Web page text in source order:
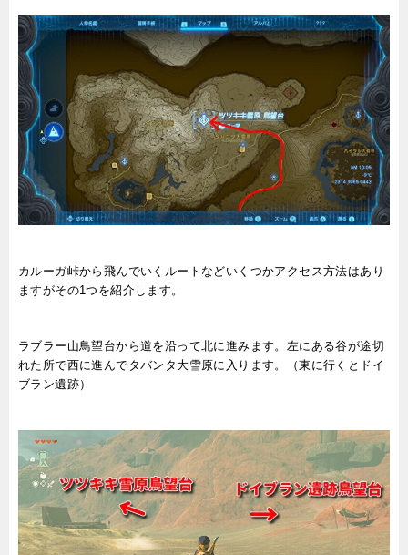
カルーガ峠から飛んでいくルートなどいくつかアクセス方法はあり
ますがその1つを紹介します。
ラブラー山鳥望台から道を沿って北に進みます。左にある谷が途切
れた所で西に進んでタバンタ大雪原に入ります。（東に行くとドイ
ブラン遺跡）